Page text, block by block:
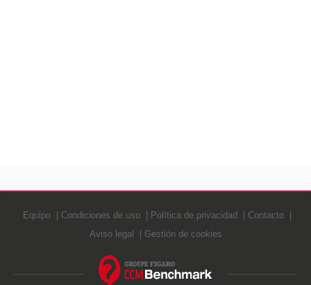
Equipo Condiciones de uso Política de privacidad
Contacto
Aviso legal
Gestión de cookies